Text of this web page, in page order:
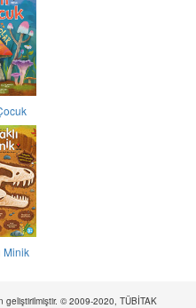
Minik
geliştirilmiştir. © 2009-2020, TÜBİTAK